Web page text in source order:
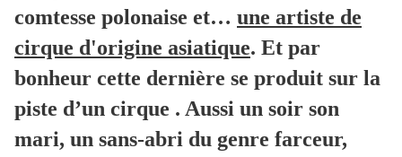
comtesse polonaise et… une artiste de
cirque d'origine asiatique. Et par
bonheur cette dernière se produit sur la
piste d’un cirque . Aussi un soir son
mari, un sans-abri du genre farceur,